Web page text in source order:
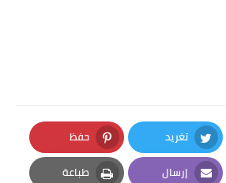
تغريد
Twitter
حفظ
Pinterest
إرسال طباعة